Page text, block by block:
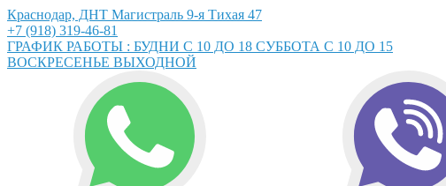
Краснодар, ДНТ Магистраль 9-я Тихая 47
+7 (918) 319-46-81
ГРАФИК РАБОТЫ : БУДНИ С 10 ДО 18 СУББОТА С 10 ДО 15
ВОСКРЕСЕНЬЕ ВЫХОДНОЙ